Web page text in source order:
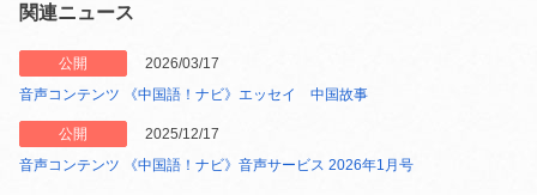
関連ニュース
公開
2026/03/17
音声コンテンツ 《中国語！ナビ》エッセイ 中国故事
公開
2025/12/17
音声コンテンツ 《中国語！ナビ》音声サービス 2026年1月号